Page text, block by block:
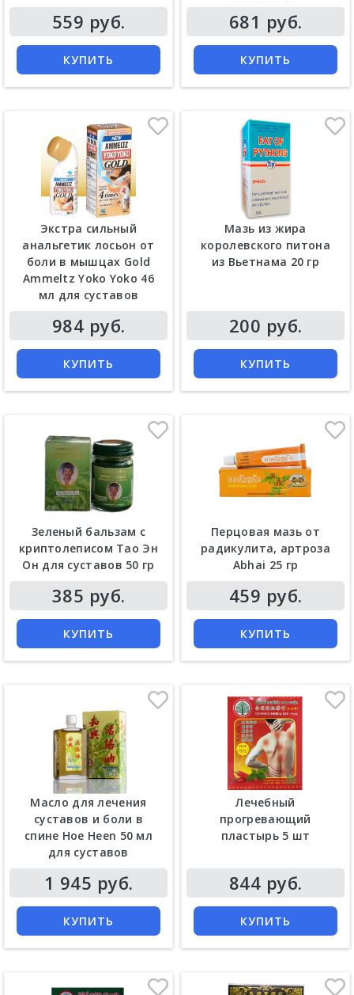
559 руб.
КУПИТЬ
681 руб.
КУПИТЬ
Экстра сильный
анальгетик лосьон от
боли в мышцах Gold
Ammeltz Yoko Yoko 46
мл для суставов
984 руб.
КУПИТЬ
Мазь из жира
королевского питона
из Вьетнама 20 гр
200 руб.
КУПИТЬ
Зеленый бальзам с
криптолеписом Тао Эн
Он для суставов 50 гр
385 руб.
КУПИТЬ
Перцовая мазь от
радикулита, артроза
Abhai 25 гр
459 руб.
КУПИТЬ
Масло для лечения
суставов и боли в
спине Hoe Heen 50 мл
для суставов
1 945 руб.
КУПИТЬ
Лечебный
прогревающий
пластырь 5 шт
844 руб.
КУПИТЬ